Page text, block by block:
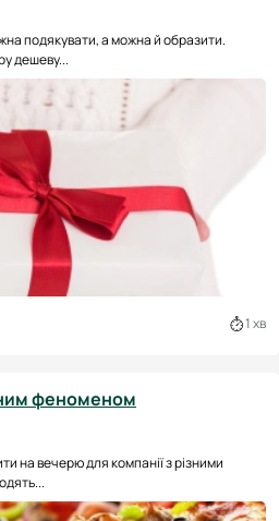
подякувати, а можна й образити.
дешеву...
1 хв
феноменом
на вечерю для компанії з різними